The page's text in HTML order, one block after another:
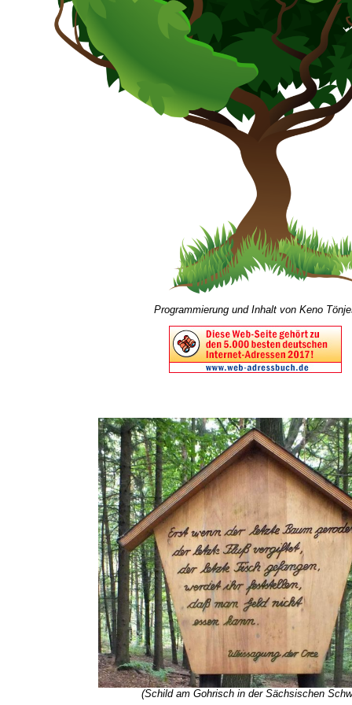
Programmierung und Inhalt von Keno
(Schild am Gohrisch in der Sächsischen